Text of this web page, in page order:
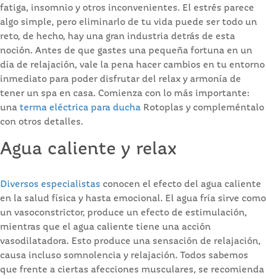
fatiga, insomnio y otros inconvenientes. El estrés parece
algo simple, pero eliminarlo de tu vida puede ser todo un
reto, de hecho, hay una gran industria detrás de esta
noción. Antes de que gastes una pequeña fortuna en un
día de relajación, vale la pena hacer cambios en tu entorno
inmediato para poder disfrutar del relax y armonía de
tener un spa en casa. Comienza con lo más importante:
una terma eléctrica para ducha Rotoplas y compleméntalo
con otros detalles.
Agua caliente y relax
Diversos especialistas conocen el efecto del agua caliente
en la salud física y hasta emocional. El agua fría sirve como
un vasoconstrictor, produce un efecto de estimulación,
mientras que el agua caliente tiene una acción
vasodilatadora. Esto produce una sensación de relajación,
causa incluso somnolencia y relajación. Todos sabemos
que frente a ciertas afecciones musculares, se recomienda